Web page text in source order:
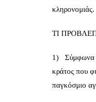
κληρονομιάς.
ΤΙ
1) Σύμφωνα
κράτος που
παγκόσμιο